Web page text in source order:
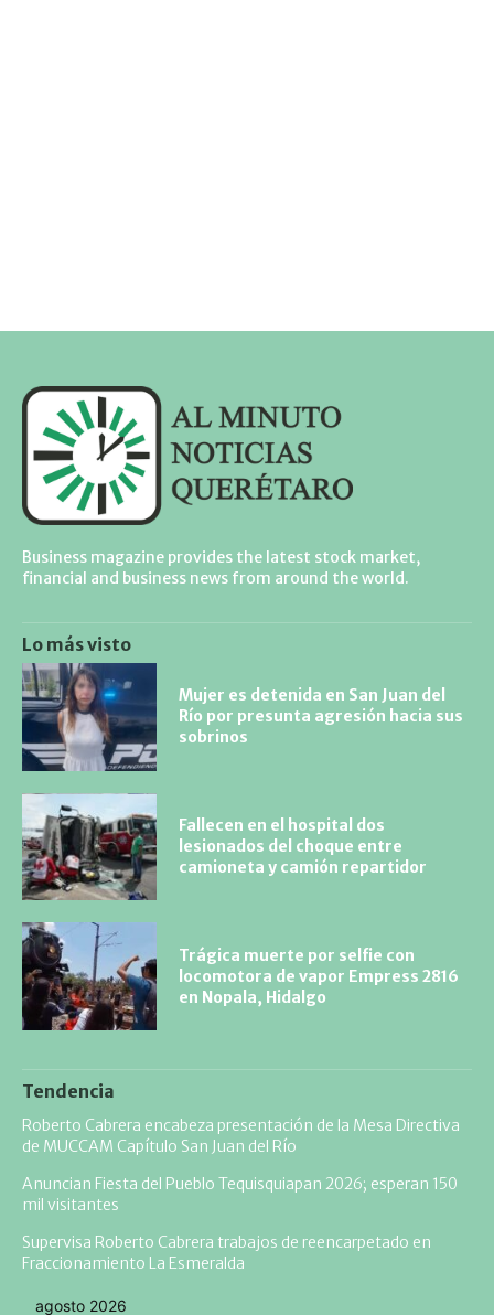
Business magazine provides the latest stock market,
financial and business news from around the world.
Lo más visto
Mujer es detenida en San Juan del
Río por presunta agresión hacia sus
sobrinos
Fallecen en el hospital dos
lesionados del choque entre
camioneta y camión repartidor
Trágica muerte por selfie con
locomotora de vapor Empress 2816
en Nopala, Hidalgo
Tendencia
Roberto Cabrera encabeza presentación de la Mesa Directiva
de MUCCAM Capítulo San Juan del Río
Anuncian Fiesta del Pueblo Tequisquiapan 2026; esperan 150
mil visitantes
Supervisa Roberto Cabrera trabajos de reencarpetado en
Fraccionamiento La Esmeralda
agosto 2026